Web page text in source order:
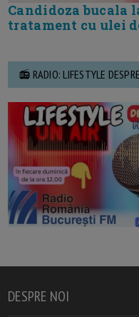
Candidoza bucala
tratament cu ulei
📻 RADIO: LIFESTYLE
DESPRE NOI